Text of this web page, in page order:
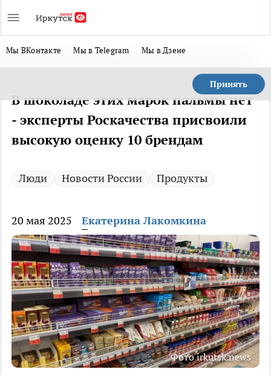
Мы ВКонтакте Мы в Telegram Мы в Дзене
Принять
В шоколаде этих марок пальмы нет
- эксперты Роскачества присвоили
высокую оценку 10 брендам
Люди Новости России Продукты
20 мая 2025 Екатерина Лакомкина
Фото irkutsk.news